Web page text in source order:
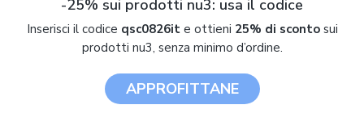
-25% sui prodotti nu3: usa il codice
Inserisci il codice qsc0826ite ottieni 25% di scontosui
prodotti nu3, senza minimo d’ordine.
APPROFITTANE
Confermo la presa visione dellaprivacy policy e
desidero iscrivermi alla newsletter
Privacy